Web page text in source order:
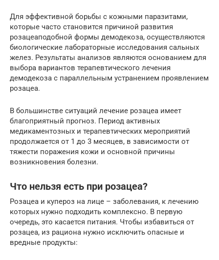
Для эффективной борьбы с кожными паразитами,
которые часто становится причиной развития
розацеаподобной формы демодекоза, осуществляются
биологические лабораторные исследования сальных
желез. Результаты анализов являются основанием для
выбора вариантов терапевтического лечения
демодекоза с параллельным устранением проявлением
розацеа.
В большинстве ситуаций лечение розацеа имеет
благоприятный прогноз. Период активных
медикаментозных и терапевтических мероприятий
продолжается от 1 до 3 месяцев, в зависимости от
тяжести поражения кожи и основной причины
возникновения болезни.
Что нельзя есть при розацеа?
Розацеа и купероз на лице – заболевания, к лечению
которых нужно подходить комплексно. В первую
очередь, это касается питания. Чтобы избавиться от
розацеа, из рациона нужно исключить опасные и
вредные продукты: